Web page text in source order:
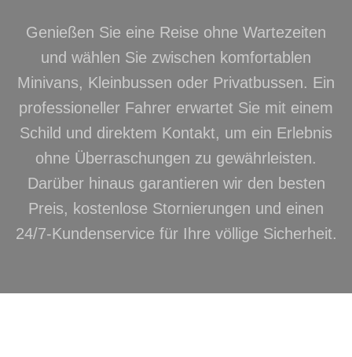
Genießen Sie eine Reise ohne Wartezeiten
und wählen Sie zwischen komfortablen
Minivans, Kleinbussen oder Privatbussen. Ein
professioneller Fahrer erwartet Sie mit einem
Schild und direktem Kontakt, um ein Erlebnis
ohne Überraschungen zu gewährleisten.
Darüber hinaus garantieren wir den besten
Preis, kostenlose Stornierungen und einen
24/7-Kundenservice für Ihre völlige Sicherheit.